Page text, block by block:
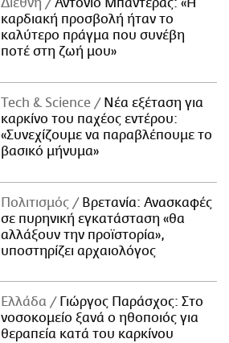
Διεθνή
Αντόνιο Μπαντέρας: «Η
καρδιακή προσβολή ήταν το
καλύτερο πράγμα που συνέβη
ποτέ στη ζωή μου»
Τech & Science
Νέα εξέταση για
καρκίνο του παχέος εντέρου:
«Συνεχίζουμε να παραβλέπουμε το
βασικό μήνυμα»
Πολιτισμός
Βρετανία: Ανασκαφές
σε πυρηνική εγκατάσταση «θα
αλλάξουν την προϊστορία»,
υποστηρίζει αρχαιολόγος
Ελλάδα
Γιώργος Παράσχος: Στο
νοσοκομείο ξανά ο ηθοποιός για
θεραπεία κατά του καρκίνου